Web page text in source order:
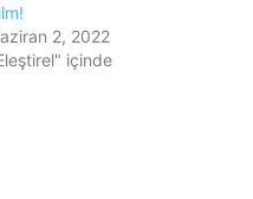
2, 2022
içinde